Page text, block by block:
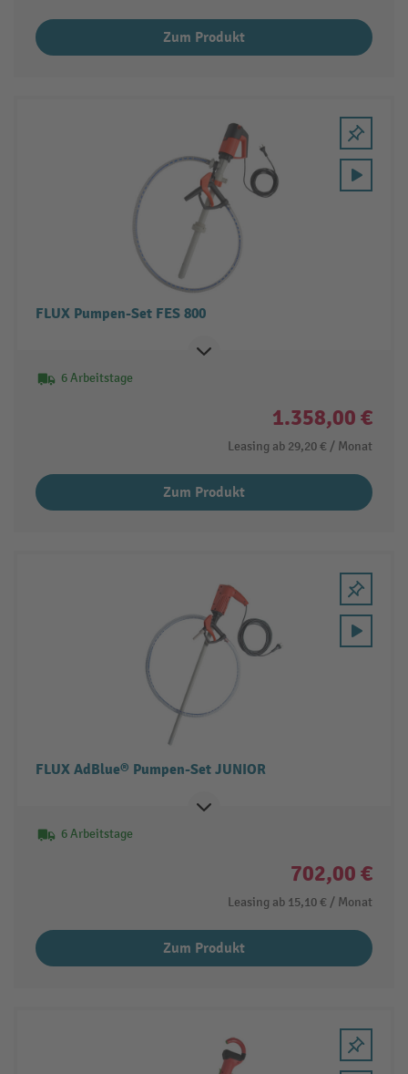
Zum Produkt
FLUX Pumpen-Set FES 800
6 Arbeitstage
1.358,00 €
Leasing ab 29,20 € / Monat
Zum Produkt
FLUX AdBlue® Pumpen-Set JUNIOR
6 Arbeitstage
702,00 €
Leasing ab 15,10 € / Monat
Zum Produkt